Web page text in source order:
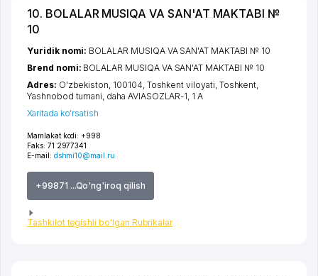
10. BOLALAR MUSIQA VA SAN'AT MAKTABI №
10
Mamlakat kodi: +998
Faks: 71 2977341
E-mail: dshmi10@mail.ru
+99871 ...Qo'ng'iroq qilish
Tashkilot tegishli bo'lgan Rubrikalar
Yuridik nomi: BOLALAR MUSIQA VA SAN'AT MAKTABI № 10
Brend nomi: BOLALAR MUSIQA VA SAN'AT MAKTABI № 10
Adres: O'zbekiston, 100104, Toshkent viloyati Toshkent
Yashnobod tumani daha AVIASOZLAR-1 , 1 А
Xaritada ko'rsatish